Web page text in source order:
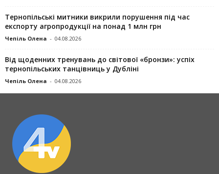
Тернопільські митники викрили порушення під час
експорту агропродукції на понад 1 млн грн
Чепіль Олена - 04.08.2026
Від щоденних тренувань до світової «бронзи»: успіх
тернопільських танцівниць у Дубліні
Чепіль Олена - 04.08.2026